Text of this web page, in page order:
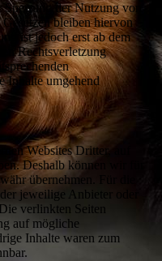
der Nutzung von
bleiben hiervon
ist jedoch erst ab dem
Rechtsverletzung
Inhalte umgehend
Websites Dritter, auf
Deshalb können wir für
übernehmen. Für die
jeweilige Anbieter oder
verlinkten Seiten
auf mögliche
Inhalte waren zum